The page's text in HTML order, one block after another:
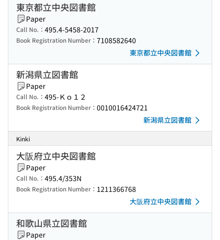
東京都立中央図書館
Paper
Call No.： 495.4-5458-2017
Book Registration Number： 7108582640
東京都立中央図書館
新潟県立図書館
Paper
Call No.： 495-Ｋｏ１２
Book Registration Number： 0010016424721
新潟県立図書館
Kinki
大阪府立中央図書館
Paper
Call No.： 495.4/353N
Book Registration Number： 1211366768
大阪府立中央図書館
和歌山県立図書館
Paper